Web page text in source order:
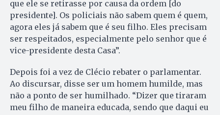
que ele se retirasse por causa da ordem [do
presidente]. Os policiais não sabem quem é quem,
agora eles já sabem que é seu filho. Eles precisam
ser respeitados, especialmente pelo senhor que é
vice-presidente desta Casa”.
Depois foi a vez de Clécio rebater o parlamentar.
Ao discursar, disse ser um homem humilde, mas
não a ponto de ser humilhado. “Dizer que tiraram
meu filho de maneira educada, sendo que daqui eu